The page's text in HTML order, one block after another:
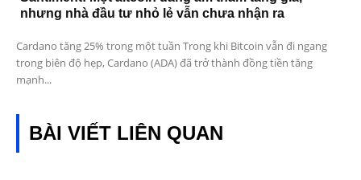
nhưng nhà đầu tư nhỏ lẻ vẫn chưa nhận ra
Cardano tăng 25% trong một tuần Trong khi Bitcoin vẫn đi ngang
trong biên độ hẹp, Cardano (ADA) đã trở thành đồng tiền tăng
mạnh...
BÀI VIẾT LIÊN QUAN